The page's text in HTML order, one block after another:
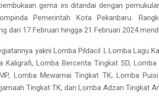
gema ini ditandai dengan
Pemerintah Kota Pekanbaru.
dari 17 Februari hingga 21 Februari 2024
yakni Lomba Pildacil I, Lomba Lagu
Kaligrafi, Lomba Bercerita Tingkat SD,
Lomba Mewarnai Tingkat TK, Lomba
Tingkat TK, dan Lomba Adzan Tingkat